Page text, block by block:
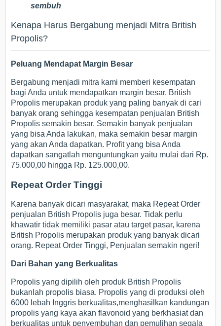
sembuh
Kenapa Harus Bergabung menjadi Mitra British
Propolis?
Peluang Mendapat Margin Besar
Bergabung menjadi mitra kami memberi kesempatan
bagi Anda untuk mendapatkan margin besar. British
Propolis merupakan produk yang paling banyak di cari
banyak orang sehingga kesempatan penjualan British
Propolis semakin besar. Semakin banyak penjualan
yang bisa Anda lakukan, maka semakin besar margin
yang akan Anda dapatkan. Profit yang bisa Anda
dapatkan sangatlah menguntungkan yaitu mulai dari Rp.
75.000,00 hingga Rp. 125.000,00.
Repeat Order Tinggi
Karena banyak dicari masyarakat, maka Repeat Order
penjualan British Propolis juga besar. Tidak perlu
khawatir tidak memiliki pasar atau target pasar, karena
British Propolis merupakan produk yang banyak dicari
orang. Repeat Order Tinggi, Penjualan semakin ngeri!
Dari Bahan yang Berkualitas
Propolis yang dipilih oleh produk British Propolis
bukanlah propolis biasa. Propolis yang di produksi oleh
6000 lebah Inggris berkualitas,menghasilkan kandungan
propolis yang kaya akan flavonoid yang berkhasiat dan
berkualitas untuk penyembuhan dan pemulihan segala